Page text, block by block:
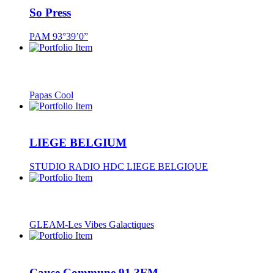
So Press
PAM 93°39’0”
Papas Cool
LIEGE BELGIUM
STUDIO RADIO HDC LIEGE BELGIQUE
GLEAM-Les Vibes Galactiques